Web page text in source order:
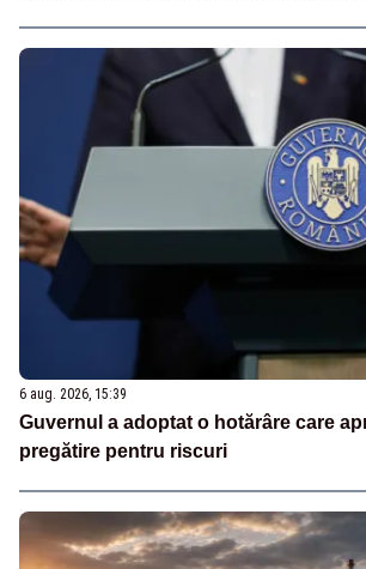
6 aug. 2026, 15:39
Guvernul a adoptat o hotărâre care
pregătire pentru riscuri